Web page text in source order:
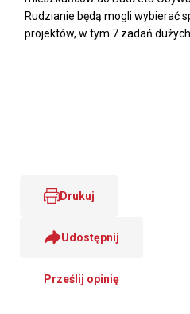
Rudzianie będą mogli wybierać
projektów, w tym 7 zadań
Drukuj
Udostępnij
Prześlij opinię